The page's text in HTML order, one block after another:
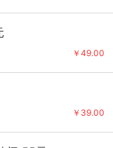
￥49.00
￥39.00